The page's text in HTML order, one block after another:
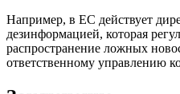
Например, в ЕС действует
дезинформацией, которая
распространение ложных
ответственному управлению